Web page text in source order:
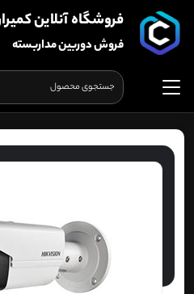
فروشگاه آنلاین
فروش دوربین مداربسته